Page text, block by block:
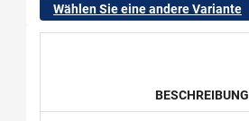
Wählen Sie eine andere Variante
BESCHREIBUNG